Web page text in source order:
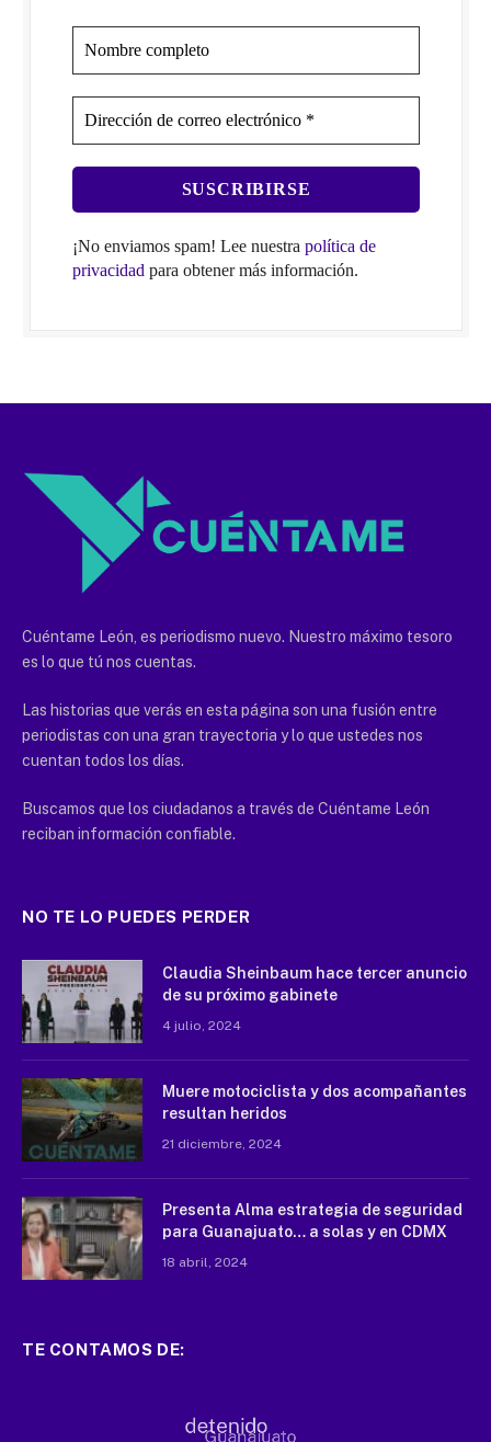
¡No enviamos spam! Lee nuestra política de
privacidad para obtener más información.
Cuéntame León, es periodismo nuevo. Nuestro máximo tesoro
es lo que tú nos cuentas.
Las historias que verás en esta página son una fusión entre
periodistas con una gran trayectoria y lo que ustedes nos
cuentan todos los días.
Buscamos que los ciudadanos a través de Cuéntame León
reciban información confiable.
NO TE LO PUEDES PERDER
Claudia Sheinbaum hace tercer anuncio
de su próximo gabinete
4 julio, 2024
Muere motociclista y dos acompañantes
resultan heridos
21 diciembre, 2024
Presenta Alma estrategia de seguridad
para Guanajuato… a solas y en CDMX
18 abril, 2024
TE CONTAMOS DE: